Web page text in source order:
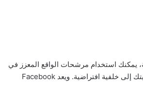
يمكنك استخدام مرشحات الواقع المعزز في
Facebook وتغيير خلفيتك إلى خلفية افتراضية. ويعد Facebook